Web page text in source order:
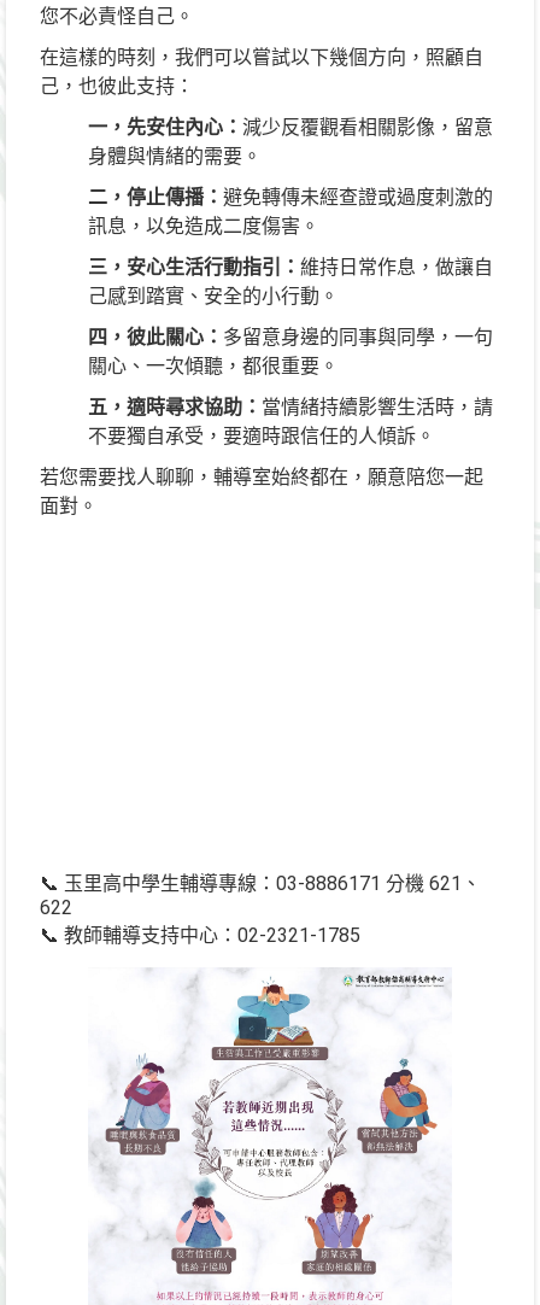
您不必責怪自己。
在這樣的時刻，我們可以嘗試以下幾個方向，照顧自
己，也彼此支持：
一，先安住內心： 減少反覆觀看相關影像，留意
身體與情緒的需要。
二，停止傳播： 避免轉傳未經查證或過度刺激的
訊息，以免造成二度傷害。
三，安心生活行動指引： 維持日常作息，做讓自
己感到踏實、安全的小行動。
四，彼此關心： 多留意身邊的同事與同學，一句
關心、一次傾聽，都很重要。
五，適時尋求協助： 當情緒持續影響生活時，請
不要獨自承受，要適時跟信任的人傾訴。
若您需要找人聊聊，輔導室始終都在，願意陪您一起
面對。
📞 玉里高中學生輔導專線：03-8886171 分機 621、
622
📞 教師輔導支持中心：02-2321-1785